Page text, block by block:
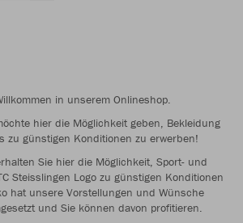
in unserem Onlineshop.
hier die Möglichkeit geben, Bekleidung
zu günstigen Konditionen zu erwerben!
Sie hier die Möglichkeit, Sport- und
Steisslingen Logo zu günstigen Konditionen
hat unsere Vorstellungen und Wünsche
und Sie können davon profitieren.